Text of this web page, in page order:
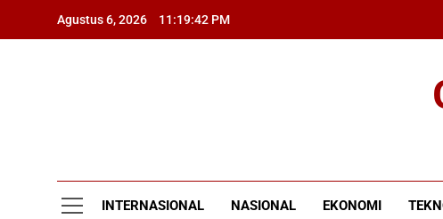
Agustus 6, 2026 11:19:43 PM
INTERNASIONAL NASIONAL EKONOMI